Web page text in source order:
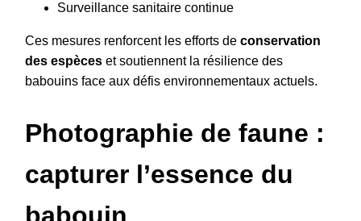
Surveillance sanitaire continue
Ces mesures renforcent les efforts de conservation
des espèces et soutiennent la résilience des
babouins face aux défis environnementaux actuels.
Photographie de faune :
capturer l’essence du
babouin